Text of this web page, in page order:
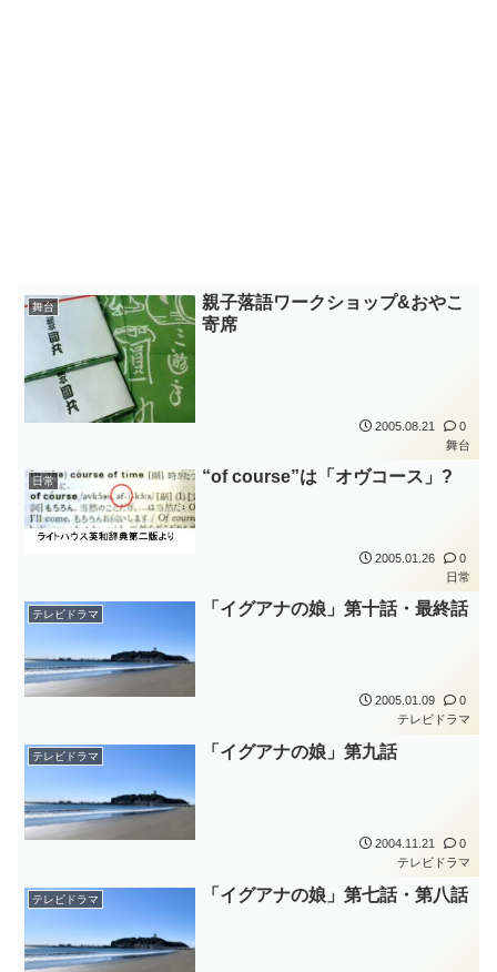
舞台
親子落語ワークショップ&おやこ
寄席
2005.08.21
0
舞台
日常 “of course”は「オヴコース」?
2005.01.26
0
日常
テレビドラマ 「イグアナの娘」第十話・最終話
2005.01.09
0
テレビドラマ
テレビドラマ 「イグアナの娘」第九話
2004.11.21
0
テレビドラマ
テレビドラマ 「イグアナの娘」第七話・第八話